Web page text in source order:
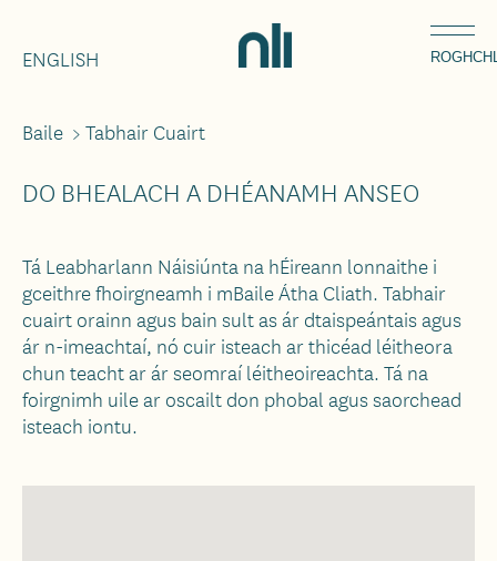
Home,
National
ENGLISH
Breadcrumbs
Baile >Tabhair Cuairt
DO BHEALACH A DHÉANAMH ANSEO
Tá Leabharlann Náisiúnta na hÉireann lonnaithe i
gceithre fhoirgneamh i mBaile Átha Cliath. Tabhair
cuairt orainn agus bain sult as ár dtaispeántais agus
ár n-imeachtaí, nó cuir isteach ar thicéad léitheora
chun teacht ar ár seomraí léitheoireachta. Tá na
foirgnimh uile ar oscailt don phobal agus saorchead
isteach iontu.